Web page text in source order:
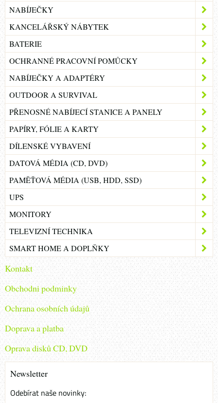
NABÍJEČKY
KANCELÁŘSKÝ NÁBYTEK
BATERIE
OCHRANNÉ PRACOVNÍ POMŮCKY
NABÍJEČKY A ADAPTÉRY
OUTDOOR A SURVIVAL
PŘENOSNÉ NABÍJECÍ STANICE A PANELY
PAPÍRY, FÓLIE A KARTY
DÍLENSKÉ VYBAVENÍ
DATOVÁ MÉDIA (CD, DVD)
PAMĚŤOVÁ MÉDIA (USB, HDD, SSD)
UPS
MONITORY
TELEVIZNÍ TECHNIKA
SMART HOME A DOPLŇKY
Kontakt
Obchodni podminky
Ochrana osobních údajů
Doprava a platba
Oprava disků CD, DVD
Newsletter
Odebírat naše novinky: